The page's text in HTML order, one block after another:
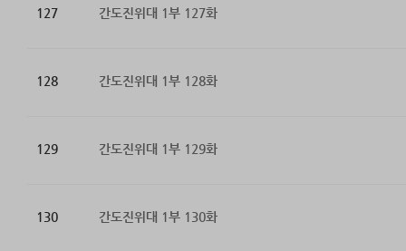
127 간도진위대 1부 127화
128 간도진위대 1부 128화
129 간도진위대 1부 129화
130 간도진위대 1부 130화